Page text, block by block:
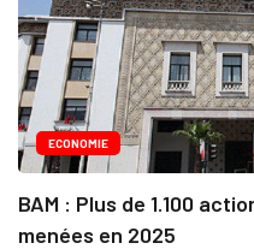
ECONOMIE
BAM : Plus de 1.100
menées en 2025